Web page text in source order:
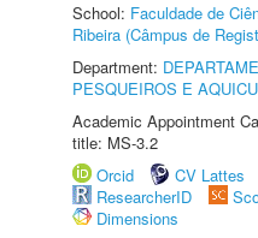
School: Faculdade de
Ribeira (Câmpus de
Department:
PESQUEIROS E
Academic Appointment
title: MS-3.2
Orcid
CV Lattes
ResearcherID
Dimensions